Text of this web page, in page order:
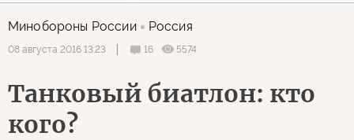
Минобороны России Россия
08 августа 2016 13:23 16 5574
Танковый биатлон: кто
кого?